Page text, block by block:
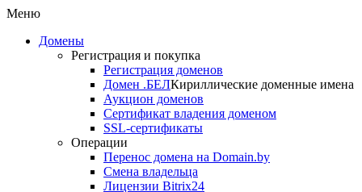
Меню
Домены
Регистрация и покупка
Регистрация доменов
Домен .БЕЛКириллические доменные имена
Аукцион доменов
Сертификат владения доменом
SSL-сертификаты
Операции
Перенос домена на Domain.by
Смена владельца
Лицензии Bitrix24